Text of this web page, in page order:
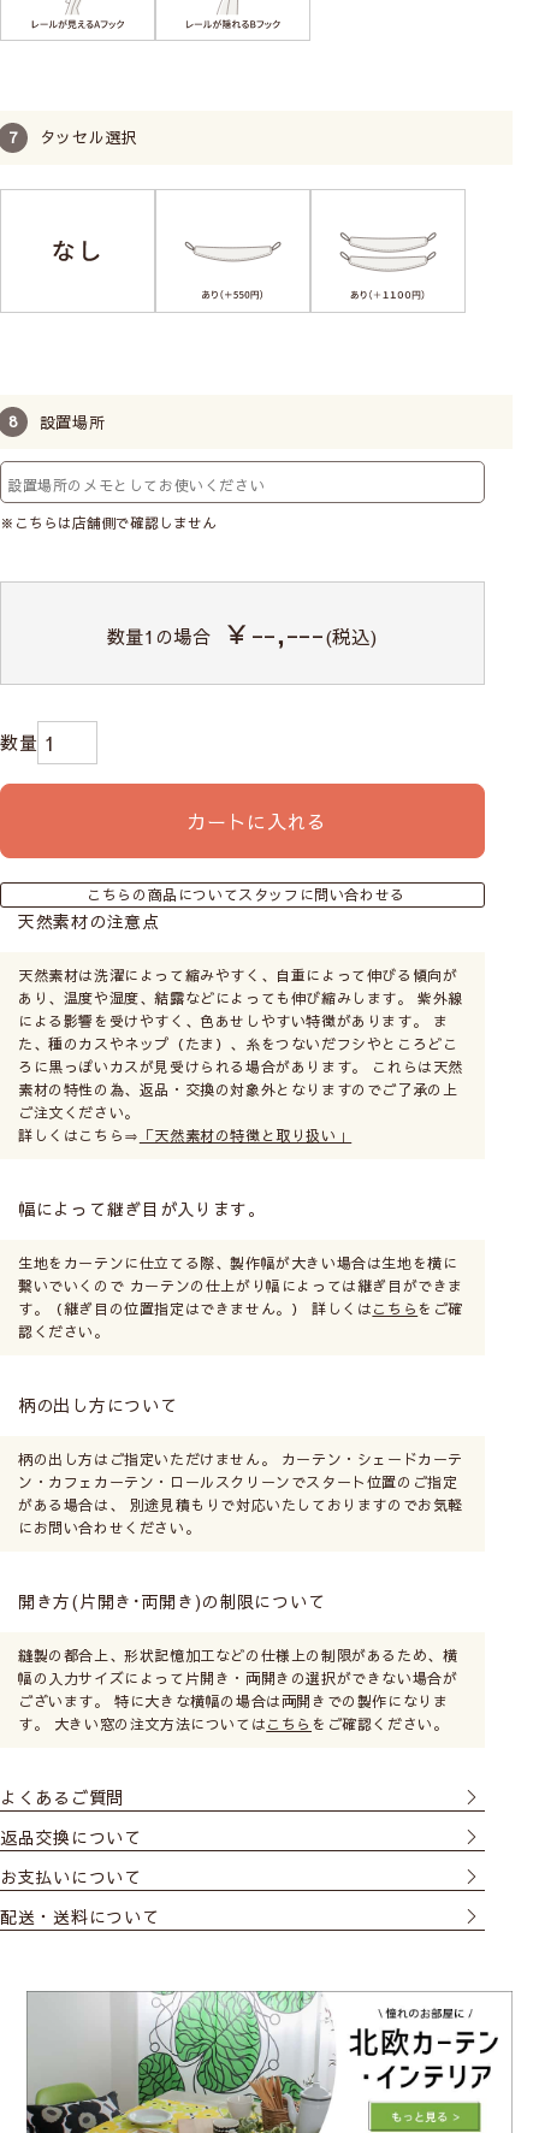
タッセル選択
設置場所
※こちらは店舗側で確認しません
数量1の場合 ￥--,---(税込)
カートに入れる
こちらの商品についてスタッフに問い合わせる
天然素材の注意点
天然素材は洗濯によって縮みやすく、自重によって伸びる傾向が
あり、温度や湿度、結露などによっても伸び縮みします。 紫外線
による影響を受けやすく、色あせしやすい特徴があります。 ま
た、種のカスやネップ（たま）、糸をつないだフシやところどこ
ろに黒っぽいカスが見受けられる場合があります。 これらは天然
素材の特性の為、返品・交換の対象外となりますのでご了承の上
ご注文ください。
詳しくはこちら⇒ 「天然素材の特徴と取り扱い」
幅によって継ぎ目が入ります。
生地をカーテンに仕立てる際、製作幅が大きい場合は生地を横に
繋いでいくので カーテンの仕上がり幅によっては継ぎ目ができま
す。（継ぎ目の位置指定はできません。） 詳しくはこちら をご確
認ください。
柄の出し方について
柄の出し方はご指定いただけません。 カーテン・シェードカーテ
ン・カフェカーテン・ロールスクリーンでスタート位置のご指定
がある場合は、 別途見積もりで対応いたしておりますのでお気軽
にお問い合わせください。
開き方(片開き･両開き)の制限について
縫製の都合上、形状記憶加工などの仕様上の制限があるため、横
幅の入力サイズによって片開き・両開きの選択ができない場合が
ございます。 特に大きな横幅の場合は両開きでの製作になりま
す。 大きい窓の注文方法についてはこちら をご確認ください。
よくあるご質問
返品交換について
お支払いについて
配送・送料について